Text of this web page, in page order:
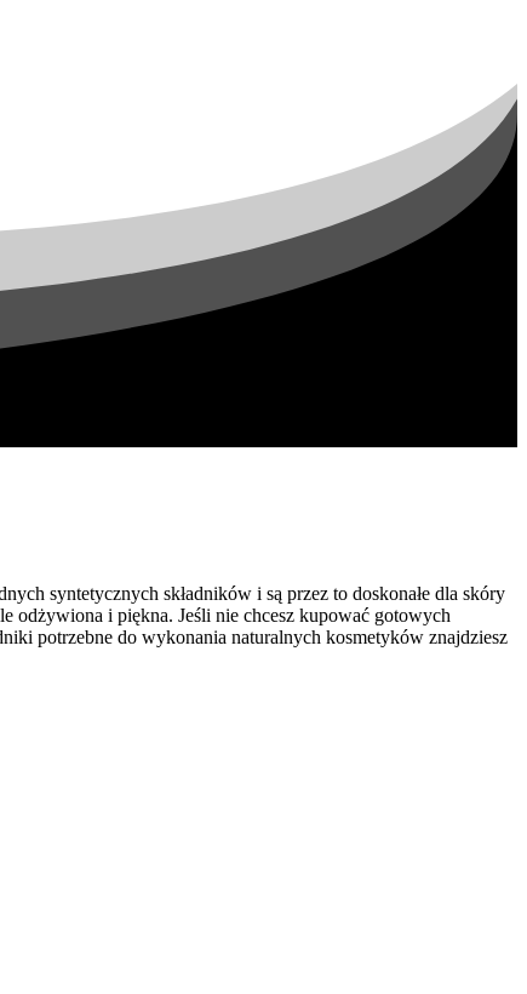
syntetycznych składników i są przez to doskonałe dla skóry
odżywiona i piękna. Jeśli nie chcesz kupować gotowych
potrzebne do wykonania naturalnych kosmetyków znajdziesz